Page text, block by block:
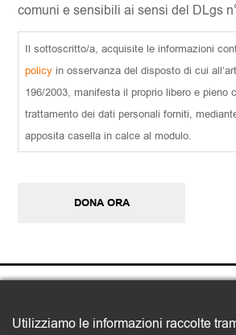
comuni e sensibili ai sensi del DLgs
Il sottoscritto/a, acquisite le informazioni
policy in osservanza del disposto di cui
196/2003, manifesta il proprio libero e pieno
trattamento dei dati personali forniti,
apposita casella in calce al modulo.
Utilizziamo le informazioni raccolte